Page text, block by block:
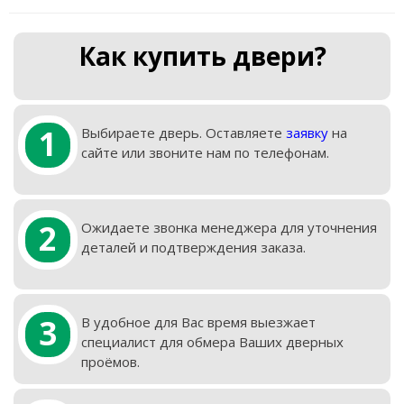
Как купить двери?
1 Выбираете дверь. Оставляете заявкуна
сайте или звоните нам по телефонам.
2
Ожидаете звонка менеджера для уточнения
деталей и подтверждения заказа.
3
В удобное для Вас время выезжает
специалист для обмера Ваших дверных
проёмов.